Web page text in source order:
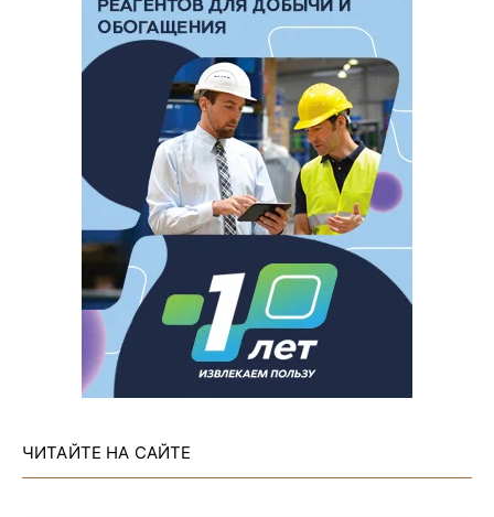
ЧИТАЙТЕ НА САЙТЕ